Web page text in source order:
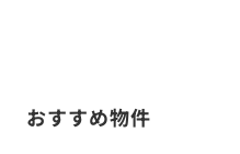
おすすめ物件